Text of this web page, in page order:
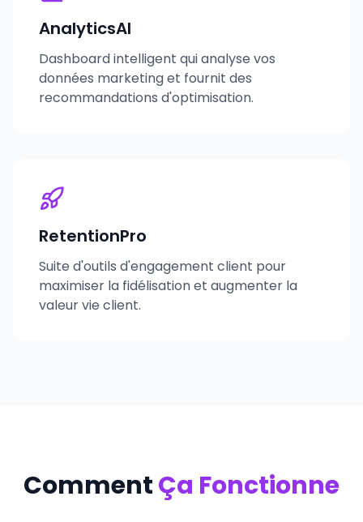
AnalyticsAI
Dashboard intelligent qui analyse vos
données marketing et fournit des
recommandations d'optimisation.
RetentionPro
Suite d'outils d'engagement client pour
maximiser la fidélisation et augmenter la
valeur vie client.
CommentÇa Fonctionne